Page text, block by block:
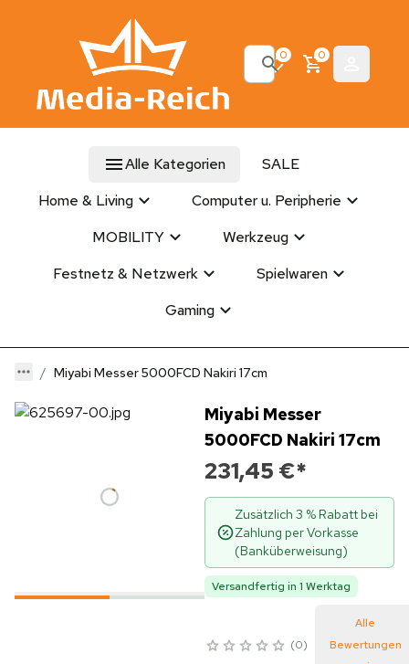
0 0
Alle Kategorien
SALE
Home & Living
Computer u. Peripherie
MOBILITY
Werkzeug
Festnetz & Netzwerk
Spielwaren
Gaming
Miyabi Messer 5000FCD Nakiri 17cm
Miyabi Messer
5000FCD Nakiri 17cm
231,45 €*
Zusätzlich 3 % Rabatt bei
Zahlung per Vorkasse
(Banküberweisung)
Versandfertig in 1 Werktag
0
Alle
Bewertungen